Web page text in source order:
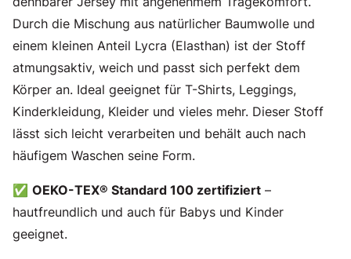
Durch die Mischung aus natürlicher Baumwolle und
einem kleinen Anteil Lycra (Elasthan) ist der Stoff
atmungsaktiv, weich und passt sich perfekt dem
Körper an. Ideal geeignet für T-Shirts, Leggings,
Kinderkleidung, Kleider und vieles mehr. Dieser Stoff
lässt sich leicht verarbeiten und behält auch nach
häufigem Waschen seine Form.
✅ OEKO-TEX® Standard 100 zertifiziert –
hautfreundlich und auch für Babys und Kinder
geeignet.